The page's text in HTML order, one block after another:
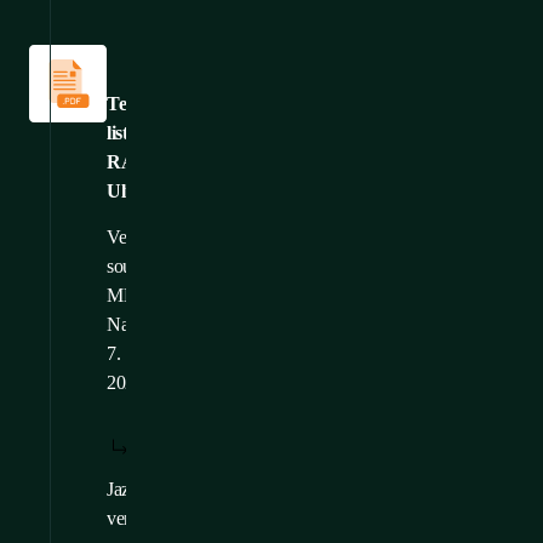
Technický
list:
RAMOS
Ultra
Technické
listy
Velikost
souboru: 2,29
MB
Nahráno: 16.
7.
2026
Jazykové
verze: